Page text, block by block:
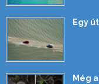
Egy
Még